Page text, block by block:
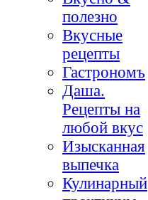
полезно
Вкусные
рецепты
Гастрономъ
Даша.
Рецепты на
любой вкус
Изысканная
выпечка
Кулинарный